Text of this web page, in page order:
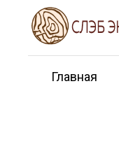
Главная